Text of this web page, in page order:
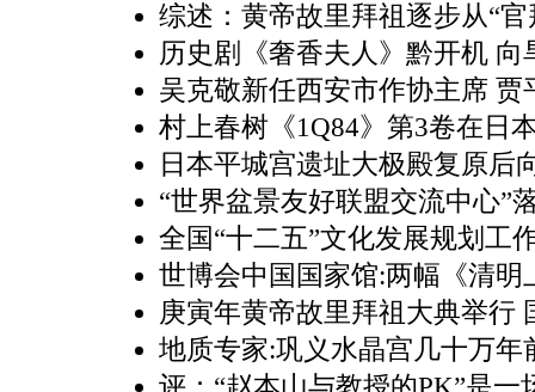
综述：黄帝故里拜祖逐步从“官
历史剧《奢香夫人》黔开机 向
吴克敬新任西安市作协主席 贾
村上春树《1Q84》第3卷在日
日本平城宫遗址大极殿复原后
“世界盆景友好联盟交流中心”
全国“十二五”文化发展规划工
世博会中国国家馆:两幅《清明
庚寅年黄帝故里拜祖大典举行
地质专家:巩义水晶宫几十万年